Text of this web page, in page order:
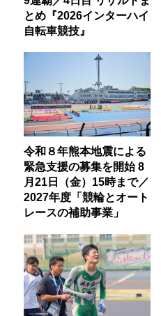
とめ『2026インターハイ
自転車競技』
令和８年熊本地震による
緊急支援の募集を開始 8
月21日（金）15時まで／
2027年度「競輪とオート
レースの補助事業」